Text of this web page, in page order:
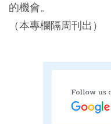
的機會。
（本專欄隔周刊出）